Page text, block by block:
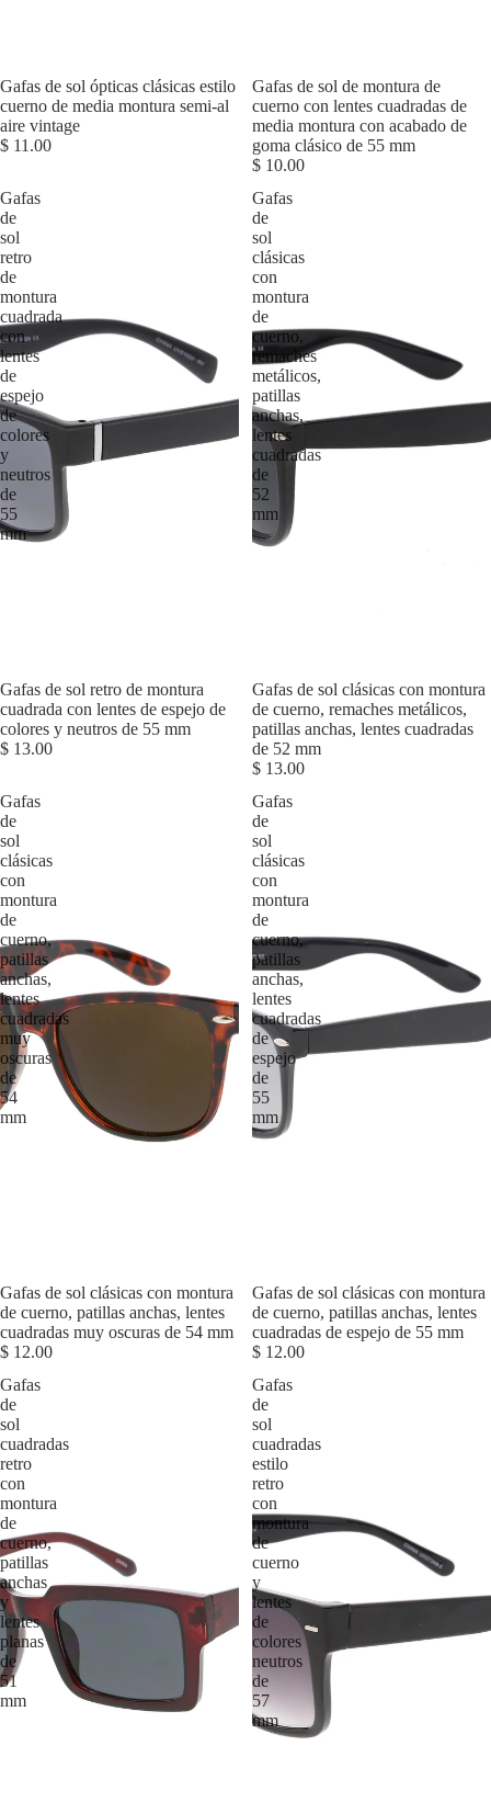
Agotado
Gafas de sol ópticas clásicas estilo
cuerno de media montura semi-al
aire vintage
$ 11.00
Gafas de sol de montura de
cuerno con lentes cuadradas de
media montura con acabado de
goma clásico de 55 mm
$ 10.00
Gafas
de
sol
retro
de
montura
cuadrada
con
lentes
de
espejo
de
colores
y
neutros
de
55
mm
Gafas de sol retro de montura
cuadrada con lentes de espejo de
colores y neutros de 55 mm
$ 13.00
Gafas
de
sol
clásicas
con
montura
de
cuerno,
remaches
metálicos,
patillas
anchas,
lentes
cuadradas
de
52
mm
Agotado
Gafas de sol clásicas con montura
de cuerno, remaches metálicos,
patillas anchas, lentes cuadradas
de 52 mm
$ 13.00
Gafas
de
sol
clásicas
con
montura
de
cuerno,
patillas
anchas,
lentes
cuadradas
muy
oscuras
de
54
mm
Agotado
Gafas de sol clásicas con montura
de cuerno, patillas anchas, lentes
cuadradas muy oscuras de 54 mm
$ 12.00
Gafas
de
sol
clásicas
con
montura
de
cuerno,
patillas
anchas,
lentes
cuadradas
de
espejo
de
55
mm
Agotado
Gafas de sol clásicas con montura
de cuerno, patillas anchas, lentes
cuadradas de espejo de 55 mm
$ 12.00
Gafas
de
sol
cuadradas
retro
con
montura
de
cuerno,
patillas
anchas
y
lentes
planas
de
51
mm
Gafas
de
sol
cuadradas
estilo
retro
con
montura
de
cuerno
y
lentes
de
colores
neutros
de
57
mm